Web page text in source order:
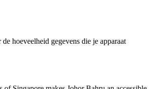
hoeveelheid gegevens die je apparaat